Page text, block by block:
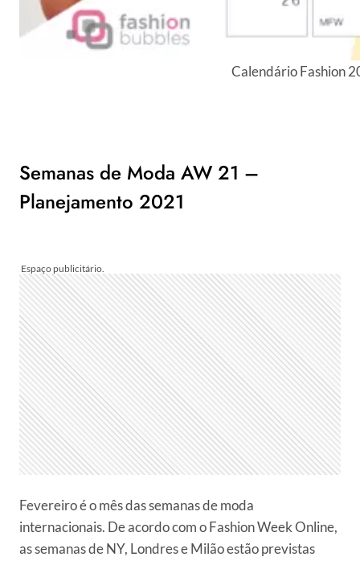
Calendário Fashion
Semanas de Moda AW 21 –
Planejamento 2021
Fevereiro é o mês das semanas de moda
internacionais. De acordo com o Fashion Week Online,
as semanas de NY, Londres e Milão estão previstas